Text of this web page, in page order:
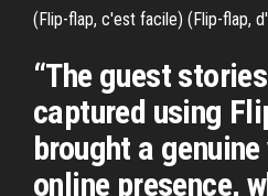
(Flip-flap, c'est facile) (Flip-flap,
“The guest
captured using
brought a
online presence,